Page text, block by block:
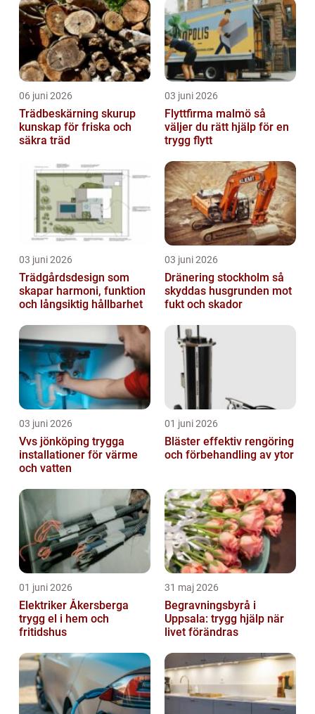
06 juni 2026
Trädbeskärning skurup
kunskap för friska och
säkra träd
03 juni 2026
Flyttfirma malmö så
väljer du rätt hjälp för en
trygg flytt
03 juni 2026
Trädgårdsdesign som
skapar harmoni, funktion
och långsiktig hållbarhet
03 juni 2026
Dränering stockholm så
skyddas husgrunden mot
fukt och skador
03 juni 2026
Vvs jönköping trygga
installationer för värme
och vatten
01 juni 2026
Bläster effektiv rengöring
och förbehandling av ytor
01 juni 2026
Elektriker Åkersberga
trygg el i hem och
fritidshus
31 maj 2026
Begravningsbyrå i
Uppsala: trygg hjälp när
livet förändras